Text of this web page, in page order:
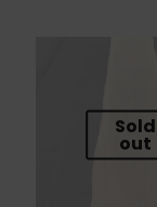
Sold
out